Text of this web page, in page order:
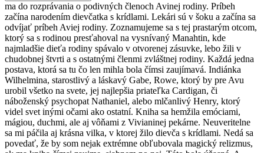
ma do rozprávania o podivných členoch Avinej rodiny. Príbeh
začína narodením dievčatka s krídlami. Lekári sú v šoku a začína sa
odvíjať príbeh Aviej rodiny. Zoznamujeme sa s tej prastarým otcom,
ktorý sa s rodinou presťahoval na vysnívaný Manahtin, kde
najmladšie dieťa rodiny spávalo v otvorenej zásuvke, lebo žili v
chudobnej štvrti a s ostatnými členmi zvláštnej rodiny. Každá jedna
postava, ktorá sa tu čo len mihla bola čímsi zaujímavá. Indiánka
Wilhelmina, starostlivý a láskavý Gabe, Rowe, ktorý by pre Avu
urobil všetko na svete, jej najlepšia priateľka Cardigan, či
náboženský psychopat Nathaniel, alebo mlčanlivý Henry, ktorý
videl svet inými očami ako ostatní. Kniha sa hemžila emóciami,
mágiou, duchmi, ale aj vôňami z Vivianinej pekárne. Neuveritelne
sa mi páčila aj krásna vilka, v ktorej žilo dievča s krídlami. Nedá sa
povedať, že by som nejak extrémne obľubovala magický relizmus,